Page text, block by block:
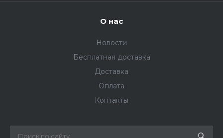
О нас
Новости
Бесплатная доставка
Доставка
Оплата
Контакты